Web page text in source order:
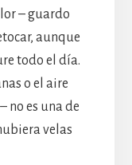
– guardo
aunque
todo el día.
o el aire
no es una de
velas